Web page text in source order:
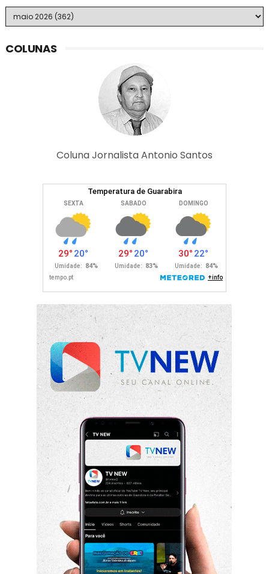
COLUNAS
Coluna Jornalista Antonio Santos